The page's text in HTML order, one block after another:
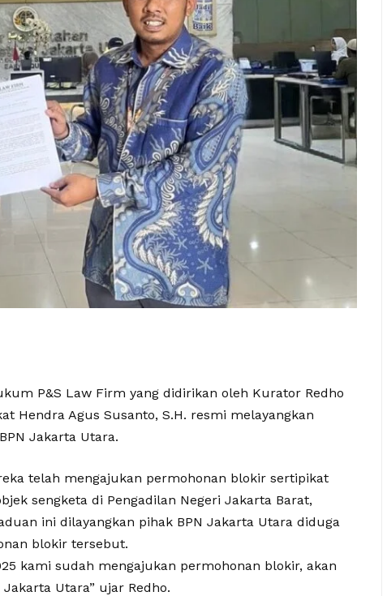
P&S Law Firm yang didirikan oleh Kurator Redho
Hendra Agus Susanto, S.H. resmi melayangkan
Jakarta Utara.
telah mengajukan permohonan blokir sertipikat
sengketa di Pengadilan Negeri Jakarta Barat,
ini dilayangkan pihak BPN Jakarta Utara diduga
blokir tersebut.
kami sudah mengajukan permohonan blokir, akan
Utara” ujar Redho.